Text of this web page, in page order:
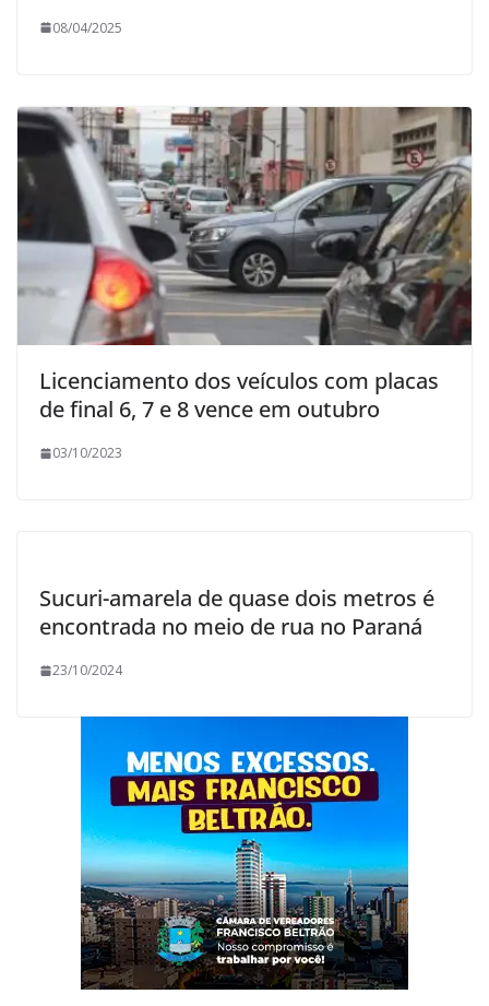
08/04/2025
Licenciamento dos veículos com placas
de final 6, 7 e 8 vence em outubro
03/10/2023
Sucuri-amarela de quase dois metros é
encontrada no meio de rua no Paraná
23/10/2024